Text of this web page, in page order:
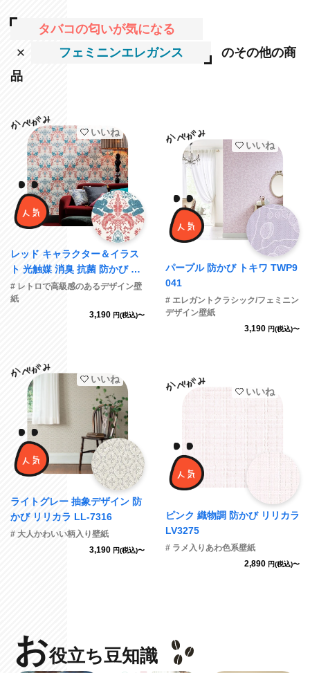
タバコの匂いが気になる
フェミニンエレガンス
のその他の商
品
いいね
レッド キャラクター＆イラス
ト 光触媒 消臭 抗菌 防かび SI
NCOL BB2676 旧品番BB8761
# レトロで高級感のあるデザイン壁
紙
3,190 円(税込)〜
いいね
パープル 防かび トキワ TWP9
041
# エレガントクラシック/フェミニン
デザイン壁紙
3,190 円(税込)〜
いいね
ライトグレー 抽象デザイン 防
かび リリカラ LL-7316
# 大人かわいい柄入り壁紙
3,190 円(税込)〜
いいね
ピンク 織物調 防かび リリカラ
LV3275
# ラメ入りあわ色系壁紙
2,890 円(税込)〜
お役立ち豆知識